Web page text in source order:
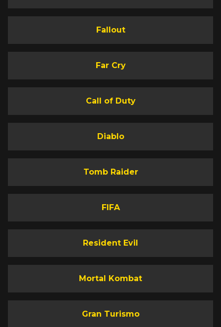
Fallout
Far Cry
Call of Duty
Diablo
Tomb Raider
FIFA
Resident Evil
Mortal Kombat
Gran Turismo